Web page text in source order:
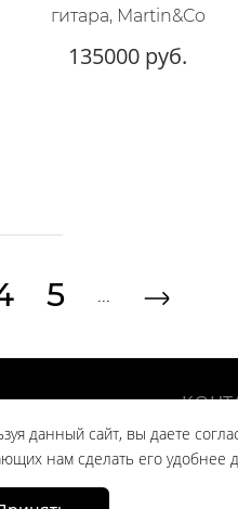
гитара, Martin&Co
135000 руб.
5
данный сайт, вы даете
нам сделать его удобнее